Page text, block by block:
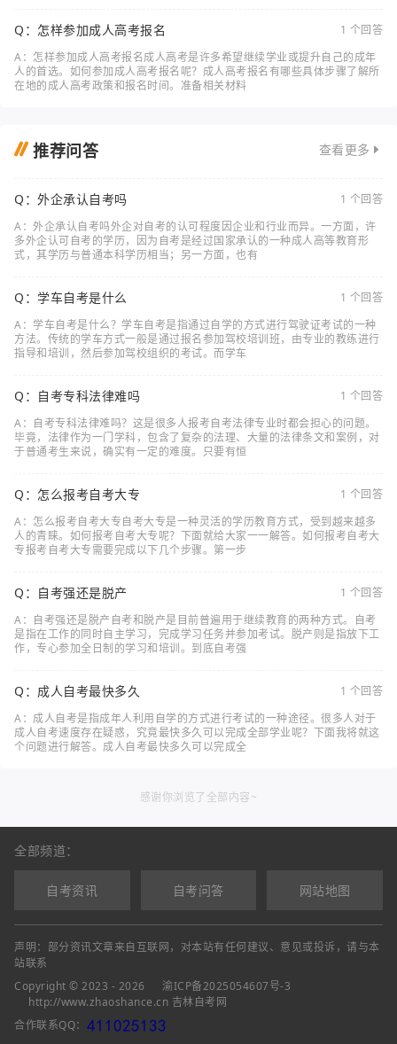
Q：怎样参加成人高考报名
1 个回答
A：怎样参加成人高考报名成人高考是许多希望继续学业或提升自己的成年
人的首选。如何参加成人高考报名呢？成人高考报名有哪些具体步骤了解所
在地的成人高考政策和报名时间。准备相关材料
推荐问答 查看更多
Q：外企承认自考吗
1 个回答
A：外企承认自考吗外企对自考的认可程度因企业和行业而异。一方面，许
多外企认可自考的学历，因为自考是经过国家承认的一种成人高等教育形
式，其学历与普通本科学历相当；另一方面，也有
Q：学车自考是什么
1 个回答
A：学车自考是什么？学车自考是指通过自学的方式进行驾驶证考试的一种
方法。传统的学车方式一般是通过报名参加驾校培训班，由专业的教练进行
指导和培训，然后参加驾校组织的考试。而学车
Q：自考专科法律难吗
1 个回答
A：自考专科法律难吗？这是很多人报考自考法律专业时都会担心的问题。
毕竟，法律作为一门学科，包含了复杂的法理、大量的法律条文和案例，对
于普通考生来说，确实有一定的难度。只要有恒
Q：怎么报考自考大专
1 个回答
A：怎么报考自考大专自考大专是一种灵活的学历教育方式，受到越来越多
人的青睐。如何报考自考大专呢？下面就给大家一一解答。如何报考自考大
专报考自考大专需要完成以下几个步骤。第一步
Q：自考强还是脱产
1 个回答
A：自考强还是脱产自考和脱产是目前普遍用于继续教育的两种方式。自考
是指在工作的同时自主学习，完成学习任务并参加考试。脱产则是指放下工
作，专心参加全日制的学习和培训。到底自考强
Q：成人自考最快多久
1 个回答
A：成人自考是指成年人利用自学的方式进行考试的一种途径。很多人对于
成人自考速度存在疑惑，究竟最快多久可以完成全部学业呢？下面我将就这
个问题进行解答。成人自考最快多久可以完成全
感谢你浏览了全部内容~
全部频道：
自考资讯 自考问答 网站地图
声明：部分资讯文章来自互联网，对本站有任何建议、意见或投诉，请与本
站联系
Copyright © 2023 - 2026
渝ICP备2025054607号-3
http://www.zhaoshance.cn 吉林自考网
合作联系QQ：